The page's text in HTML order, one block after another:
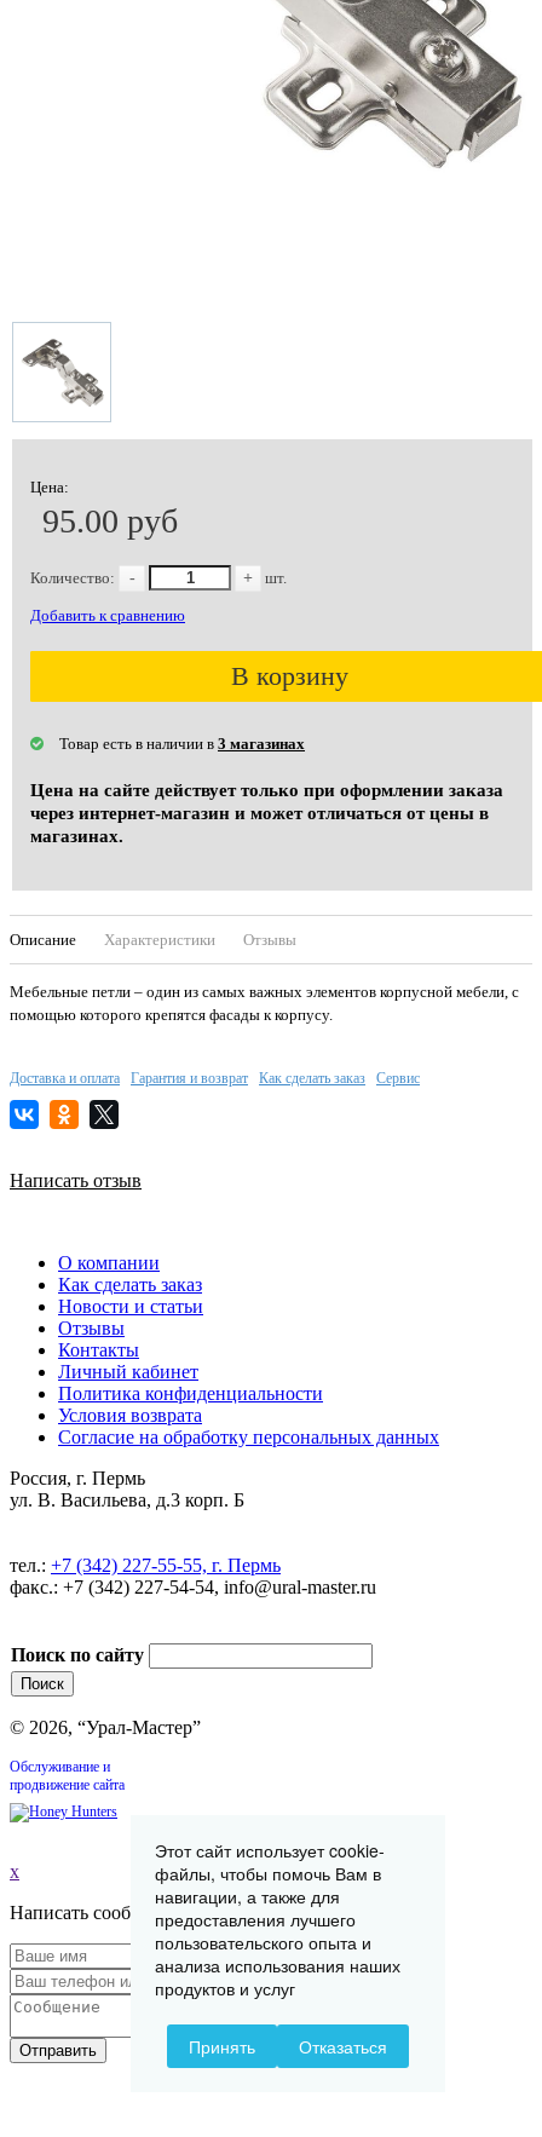
Цена:
95.00 руб
Количество: - + шт.
Добавить к сравнению
В корзину
Товар есть в наличии в 3 магазинах
Цена на сайте действует только при оформлении заказа
через интернет-магазин и может отличаться от цены в
магазинах.
Описание Характеристики Отзывы
Мебельные петли – один из самых важных элементов корпусной мебели, с
помощью которого крепятся фасады к корпусу.
Доставка и оплата Гарантия и возврат Как сделать заказ Сервис
Написать отзыв
О компании
Как сделать заказ
Новости и статьи
Отзывы
Контакты
Личный кабинет
Политика конфиденциальности
Условия возврата
Согласие на обработку персональных данных
Россия, г. Пермь
ул. В. Васильева, д.3 корп. Б
тел.: +7 (342) 227-55-55, г. Пермь
факс.: +7 (342) 227-54-54, info@ural-master.ru
Поиск по сайту
© 2026, “Урал-Мастер”
Обслуживание и
продвижение сайта
x
Написать сообщение
Отправить
Этот сайт использует cookie-
файлы, чтобы помочь Вам в
навигации, а также для
предоставления лучшего
пользовательского опыта и
анализа использования наших
продуктов и услуг
Принять Отказаться